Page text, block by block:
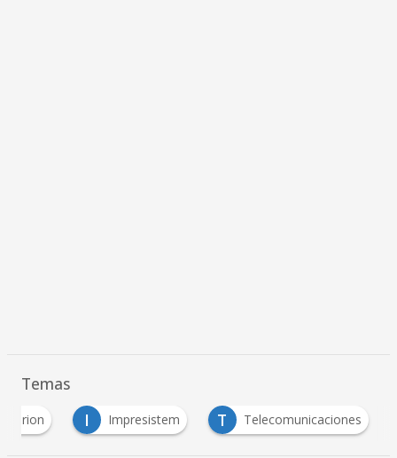
Temas
Cirion I Impresistem T Telecomunicaciones